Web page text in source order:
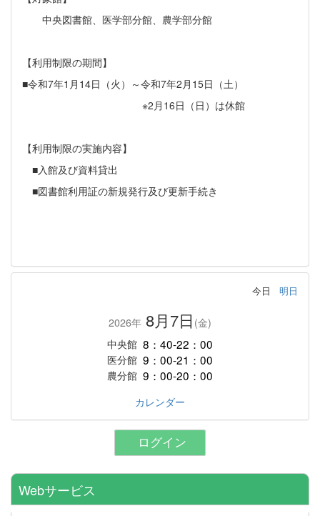
中央図書館、医学部分館、農学部分館
【利用制限の期間】
■令和7年1月14日（火）～令和7年2月15日（土）
※2月16日（日）は休館
【利用制限の実施内容】
■入館及び資料貸出
■図書館利用証の新規発行及び更新手続き
今日 明日
2026年 8月7日 (金)
中央館 8：40-22：00
医分館 9：00-21：00
農分館 9：00-20：00
カレンダー
ログイン
Webサービス